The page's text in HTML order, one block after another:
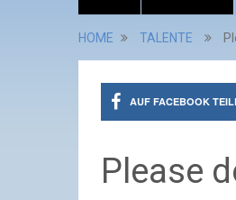
HOME TALENTE
AUF FACEBOOK
Please